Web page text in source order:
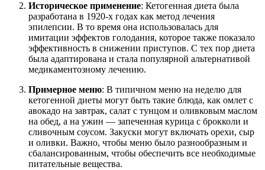
Историческое применение: Кетогенная диета была
разработана в 1920-х годах как метод лечения
эпилепсии. В то время она использовалась для
имитации эффектов голодания, которое также показало
эффективность в снижении приступов. С тех пор диета
была адаптирована и стала популярной альтернативой
медикаментозному лечению.
Примерное меню: В типичном меню на неделю для
кетогенной диеты могут быть такие блюда, как омлет с
авокадо на завтрак, салат с тунцом и оливковым маслом
на обед, а на ужин — запеченная курица с брокколи и
сливочным соусом. Закуски могут включать орехи, сыр
и оливки. Важно, чтобы меню было разнообразным и
сбалансированным, чтобы обеспечить все необходимые
питательные вещества.